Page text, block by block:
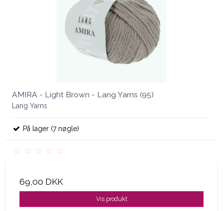
AMIRA - Light Brown - Lang Yarns (95)
Lang Yarns
På lager (7 nøgle)
69,00 DKK
Vis produkt